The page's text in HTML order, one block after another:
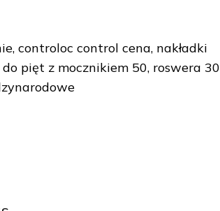
controloc control cena, nakładki
pięt z mocznikiem 50, roswera 30